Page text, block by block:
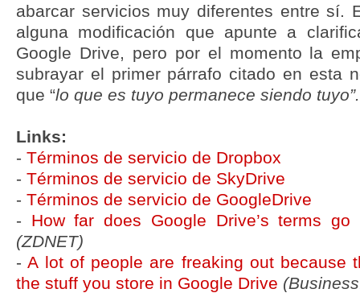
abarcar servicios muy diferentes entre sí.
alguna modificación que apunte a
Google Drive, pero por el momento la
subrayar el primer párrafo citado en esta
que “lo que es tuyo permanece siendo tuyo”.
Links:
- Términos de servicio de Dropbox
- Términos de servicio de SkyDrive
- Términos de servicio de GoogleDrive
- How far does Google Drive’s terms go
(ZDNET)
-A lot of people are freaking out because
the stuff you store in Google Drive